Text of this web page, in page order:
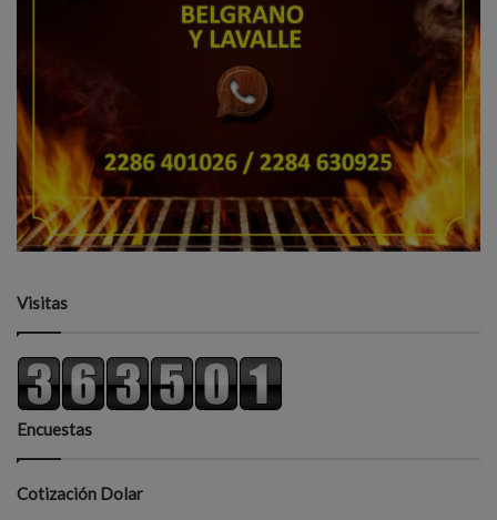
Visitas
Encuestas
Cotización Dolar